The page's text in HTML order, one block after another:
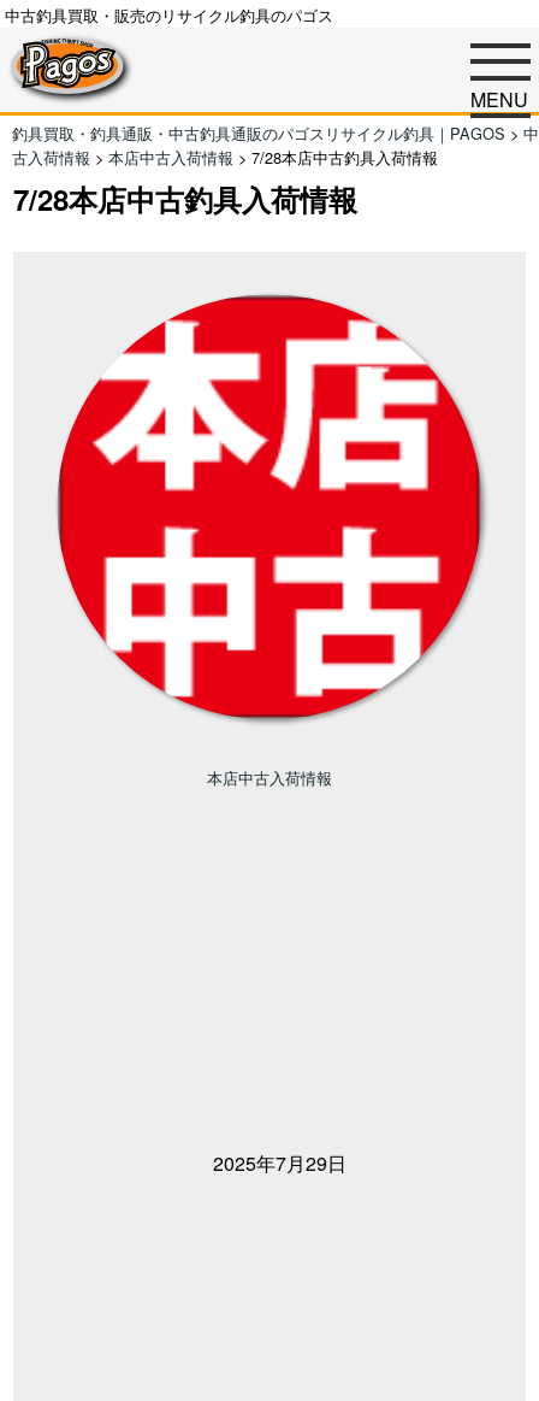
中古釣具買取・販売のリサイクル釣具のパゴス
MENU
釣具買取・釣具通販・中古釣具通販のパゴスリサイクル釣具｜PAGOS > 中
古入荷情報 > 本店中古入荷情報 > 7/28本店中古釣具入荷情報
7/28本店中古釣具入荷情報
本店中古入荷情報
2025年7月29日